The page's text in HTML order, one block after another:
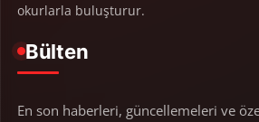
okurlarla buluşturur.
Bülten
En son haberleri, güncellemeleri ve